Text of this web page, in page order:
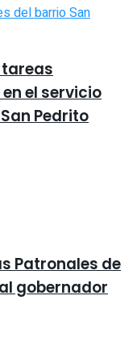
tareas
el servicio
Pedrito
Patronales de
gobernador